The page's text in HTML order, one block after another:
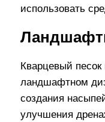
использовать
Кварцевый
ландшафтном
создания
улучшения